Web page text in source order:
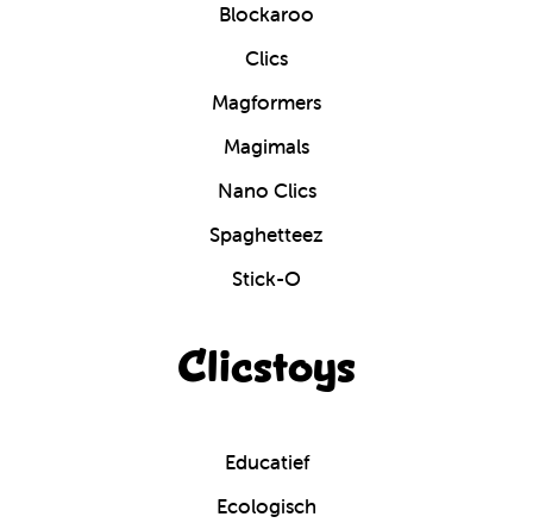
Blockaroo
Clics
Magformers
Magimals
Nano Clics
Spaghetteez
Stick-O
Clicstoys
Educatief
Ecologisch